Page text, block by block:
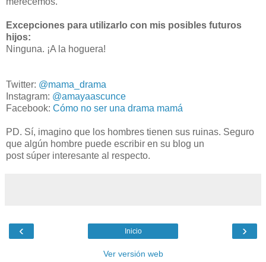
Excepciones para utilizarlo con mis posibles futuros
hijos:
Ninguna. ¡A la hoguera!
Twitter: @mama_drama
Instagram: @amayaascunce
Facebook: Cómo no ser una drama mamá
PD. Sí, imagino que los hombres tienen sus ruinas. Seguro
que algún hombre puede escribir en su blog un
post súper interesante al respecto.
‹ ›
Inicio
Ver versión web